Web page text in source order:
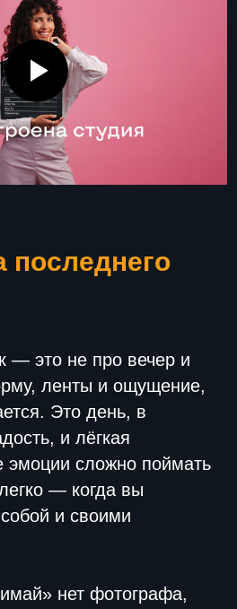
— это не про вечер и
ленты и ощущение,
Это день, в
и лёгкая
эмоции сложно поймать
— когда вы
и своими
нет фотографа,